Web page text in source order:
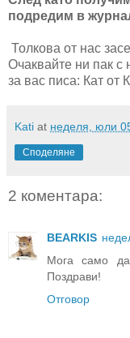
подредим в
Толкова от нас
Очаквайте ни пак
за вас писа: Кат от
Kati at неделя, юли
Споделяне
2 коментара:
BEARKIS
Мога само да
Поздрави!
Отговор